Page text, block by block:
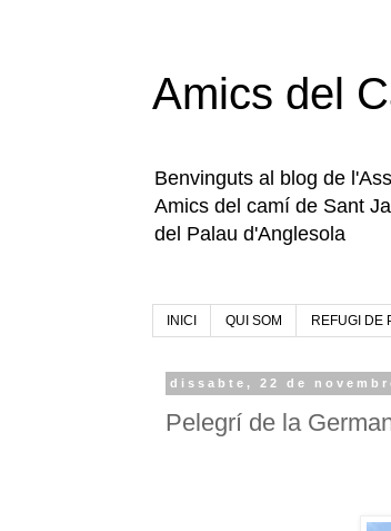
Amics del
Benvinguts al blog de
Amics del camí de Sant
del Palau d'Anglesola
INICI QUI SOM REFUGI DE
dissabte, 22 de
Pelegrí de la